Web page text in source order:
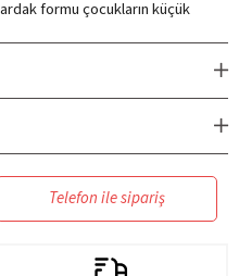
formu çocukların küçük
zararlı maddeler içermez ve
tercih edebileceği güvenli bir
yapısına rağmen darbelere
uygundur.
ve sevimli tasarımıyla
daha keyifli hale getirir.
yapısı temizlik
Telefon ile sipariş